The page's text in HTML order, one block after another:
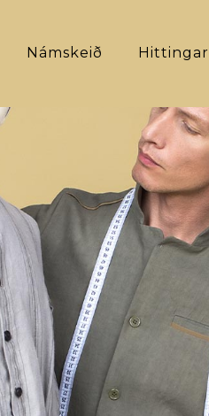
Námskeið Hittingar